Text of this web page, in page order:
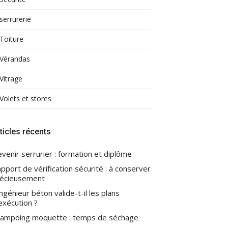
serrurerie
Toiture
Vérandas
Vitrage
Volets et stores
récents
serrurier : formation et diplôme
de vérification sécurité : à conserver
béton valide-t-il les plans
?
moquette : temps de séchage